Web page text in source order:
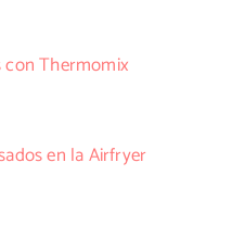
con Thermomix
en la Airfryer